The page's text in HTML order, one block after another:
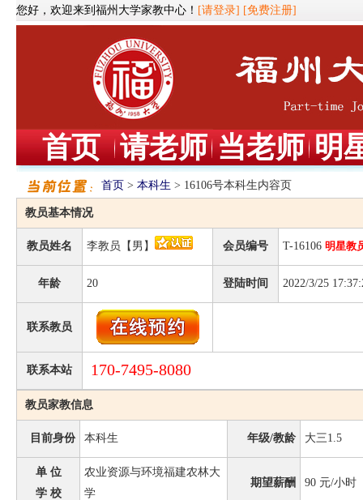
您好，欢迎来到福州大学家教中心！ [请登录] [免费注册]
首页 请老师 当老师 明
首页 > 本科生 > 16106号本科生内容页
教员基本情况
教员姓名 李教员【男】 会员编号 T-16106 明星教
年龄 20 登陆时间 2022/3/25
联系教员
联系本站 170-7495-8080
教员家教信息
目前身份 本科生 年级/教龄 大三1.5
单 位
学 校
农业资源与环境福建农林大
学
期望薪酬 90 元/小时